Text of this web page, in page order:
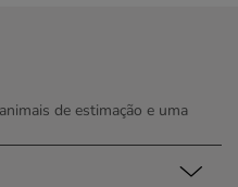
de estimação e uma